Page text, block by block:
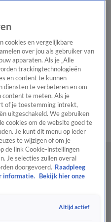
Het beste van Hart
Tip de
Tip de redactiePanelVideo's
cookies en vergelijkbare
over jou als gebruiker van
apparaten. Als je „Alle
trackingtechnologieën
en content te kunnen
diensten te verbeteren en om
te meten. Als je
of je toestemming intrekt,
uitgeschakeld. We gebruiken
cookies om de website goed te
Je kunt dit menu op ieder
te wijzigen of om je
de link Cookie-instellingen
Je selecties zullen overal
doorgevoerd. Raadpleeg
informatie.
Bekijk hier onze
Altijd actief